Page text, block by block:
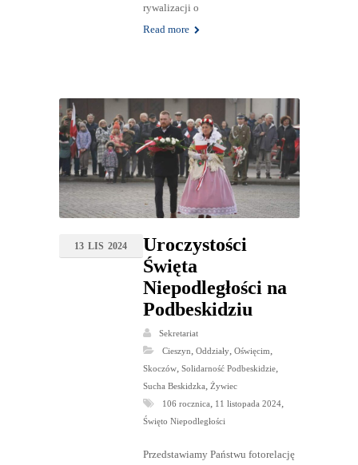
rywalizacji o
Read more
13 LIS 2024
Uroczystości
Święta
Niepodległości na
Podbeskidziu
Sekretariat
Cieszyn, Oddziały, Oświęcim,
Skoczów, Solidarność Podbeskidzie,
Sucha Beskidzka, Żywiec
106 rocznica, 11 listopada 2024,
Święto Niepodległości
Przedstawiamy Państwu fotorelację